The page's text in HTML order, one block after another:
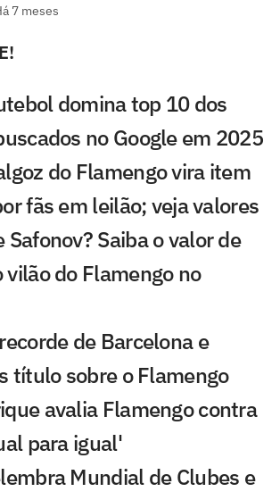
7 meses
domina top 10 dos
no Google em 2025
do Flamengo vira item
fãs em leilão; veja valores
Safonov? Saiba o valor de
vilão do Flamengo no
de Barcelona e
título sobre o Flamengo
avalia Flamengo contra
para igual'
Mundial de Clubes e